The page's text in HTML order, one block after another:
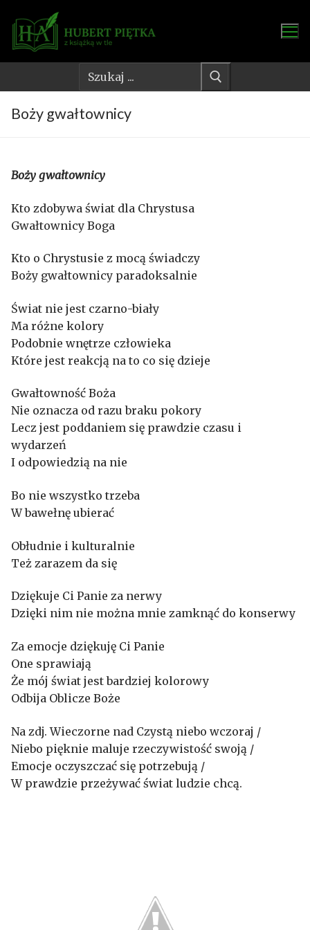
do
treści
Szukaj:
Boży gwałtownicy
Boży gwałtownicy
Kto zdobywa świat dla Chrystusa
Gwałtownicy Boga
Kto o Chrystusie z mocą świadczy
Boży gwałtownicy paradoksalnie
Świat nie jest czarno-biały
Ma różne kolory
Podobnie wnętrze człowieka
Które jest reakcją na to co się dzieje
Gwałtowność Boża
Nie oznacza od razu braku pokory
Lecz jest poddaniem się prawdzie czasu i
wydarzeń
I odpowiedzią na nie
Bo nie wszystko trzeba
W bawełnę ubierać
Obłudnie i kulturalnie
Też zarazem da się
Dziękuje Ci Panie za nerwy
Dzięki nim nie można mnie zamknąć do konserwy
Za emocje dziękuję Ci Panie
One sprawiają
Że mój świat jest bardziej kolorowy
Odbija Oblicze Boże
Na zdj. Wieczorne nad Czystą niebo wczoraj /
Niebo pięknie maluje rzeczywistość swoją /
Emocje oczyszczać się potrzebują /
W prawdzie przeżywać świat ludzie chcą.